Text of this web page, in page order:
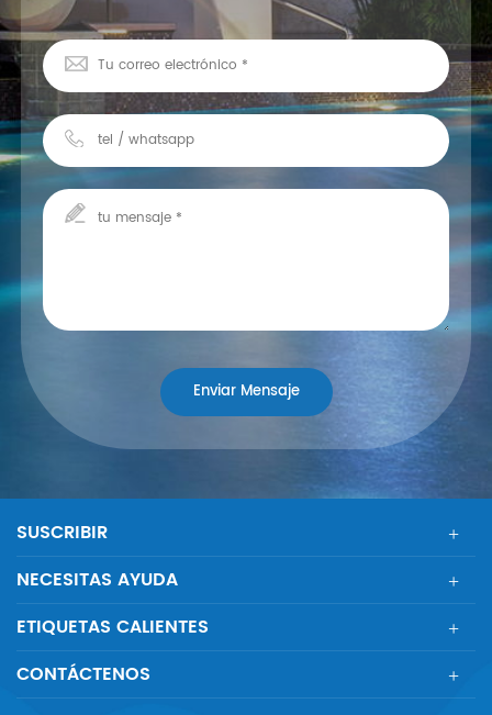
SUSCRIBIR
NECESITAS AYUDA
ETIQUETAS CALIENTES
CONTÁCTENOS